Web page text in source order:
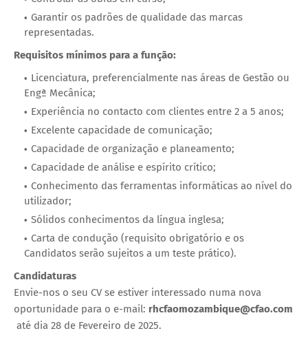
Garantir os padrões de qualidade das marcas
representadas.
Requisitos mínimos para a função:
Licenciatura, preferencialmente nas áreas de Gestão ou
Engª Mecânica;
Experiência no contacto com clientes entre 2 a 5 anos;
Excelente capacidade de comunicação;
Capacidade de organização e planeamento;
Capacidade de análise e espírito crítico;
Conhecimento das ferramentas informáticas ao nível do
utilizador;
Sólidos conhecimentos da língua inglesa;
Carta de condução (requisito obrigatório e os
Candidatos serão sujeitos a um teste prático).
Candidaturas
Envie-nos o seu CV se estiver interessado numa nova
oportunidade para o e-mail: rhcfaomozambique@cfao.com
até dia 28 de Fevereiro de 2025.